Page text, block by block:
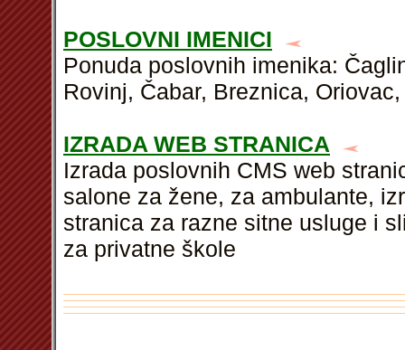
POSLOVNI IMENICI
Ponuda poslovnih imenika:
Rovinj, Čabar, Breznica,
IZRADA WEB STRANICA
Izrada poslovnih CMS web
salone za žene, za ambulante,
stranica za razne sitne usluge i
za privatne škole